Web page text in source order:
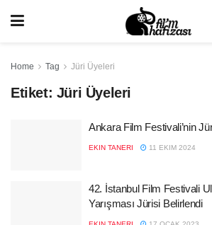
Home Tag Jüri Üyeleri
Etiket: Jüri Üyeleri
Ankara Film Festivali’nin
EKIN TANERI 11 EKIM 2024
42. İstanbul Film Festivali
Yarışması Jürisi Belirlendi